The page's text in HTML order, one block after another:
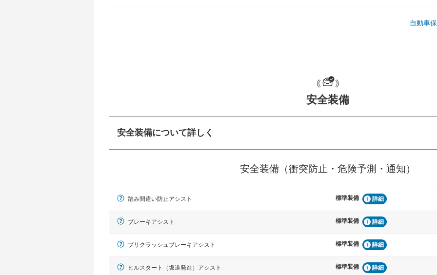
自動車
安全装備
安全装備について詳しく
前走車や歩行者との衝突を回避するプリクラッシュブレ
ーキアシスト、ABSなどが装備されています。
見えにくい場所に潜む
テムなどが装備されて
車線逸脱防止
プアシストなどが装備されています
車間距離制御
ブ・クルーズ・コント
運転・駐車支援
グ・アシストやサイドブラインドモニターなどが装備さ
衝撃軽減
るSRSエアバッグシス
安全装備（衝突防止・危険予測・通知）
踏み間違い防止アシスト 標準装備 詳細
ブレーキアシスト 標準装備 詳細
プリクラッシュブレーキアシスト 標準装備 詳細
ヒルスタート（坂道発進）アシスト 標準装備 詳細